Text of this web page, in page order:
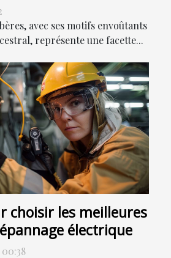
avec ses motifs envoûtants
représente une facette...
choisir les meilleures
électrique